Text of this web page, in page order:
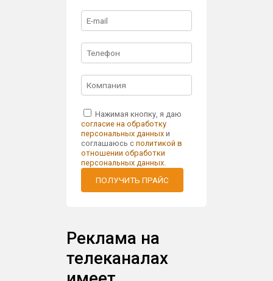
Нажимая кнопку, я даю
согласие на обработку
персональных данныхи
соглашаюсь с политикой в
отношении обработки
персональных данных.
ПОЛУЧИТЬ ПРАЙС
Реклама на
телеканалах